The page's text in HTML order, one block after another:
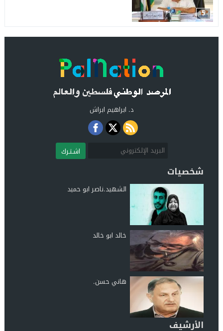
5
د. ابراهيم ابراش
اشـتـرك
شخصيات
الشهيد.ناصر ابو حميد
خالد ابو خالد
هاني حسن.
الأرشيف